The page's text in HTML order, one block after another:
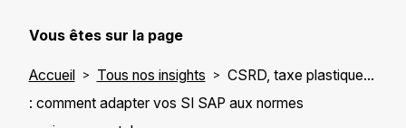
Vous êtes sur la page
Accueil Tous nos insights
CSRD, taxe plastique…
: comment adapter vos SI SAP aux normes